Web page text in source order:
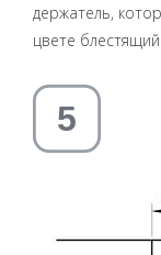
держатель,
цвете